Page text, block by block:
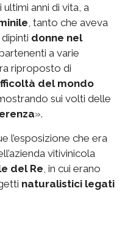
ultimi anni di vita, a
, tanto che aveva
donne nel
a varie
riproposto di
del mondo
sui volti delle
».
l’esposizione che era
vitivinicola
del Re , in cui erano
naturalistici legati